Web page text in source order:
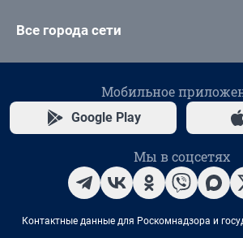
Все города сети
Мобильное
Google Play
Мы в соцсетях
Контактные данные для Роскомнадзора и